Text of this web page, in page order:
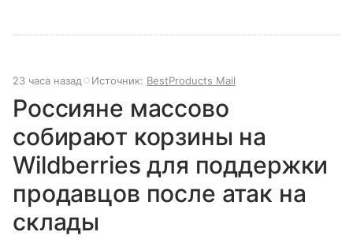
23 часа назад Источник: BestProducts Mail
Россияне массово
собирают корзины на
Wildberries для поддержки
продавцов после атак на
склады